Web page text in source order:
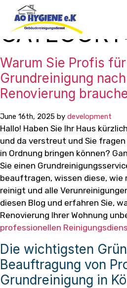
CATEGORY:
Warum Sie Profis
Grundreinigung
Renovierung
June 16th, 2025 by development
Hallo! Haben Sie Ihr Haus
und da verstreut und Sie
in Ordnung bringen können?
Sie einen
beauftragen, wissen diese, wie
reinigt und alle
diesen Blog und erfahren Sie,
Renovierung Ihrer Wohnung
professionellen
Die wichtigsten
Beauftragung von
Grundreinigung in